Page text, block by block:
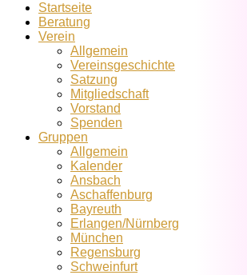
Startseite
Beratung
Verein
Allgemein
Vereins­geschichte
Satzung
Mitglied­schaft
Vorstand
Spenden
Gruppen
Allgemein
Kalender
Ansbach
Aschaffenburg
Bayreuth
Erlangen/Nürnberg
München
Regensburg
Schweinfurt